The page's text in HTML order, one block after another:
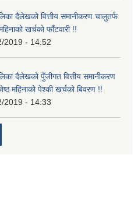
दैलेखको वित्तीय समानीकरण चालुतर्फ
खर्चको फाँटवारी !!
2019 - 14:52
दैलेखको पुँजीगत वित्तीय समानीकरण
महिनाको पेश्की खर्चको बिवरण !!
2019 - 14:33